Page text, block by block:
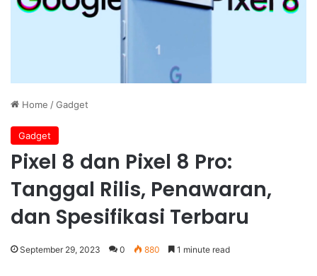
Home /Gadget
Gadget
Pixel 8 dan Pixel 8 Pro:
Tanggal Rilis, Penawaran,
dan Spesifikasi Terbaru
September 29, 2023 0 880 1 minute read